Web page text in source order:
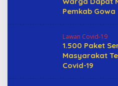
Pemkab Gowa
Lawan Covid-19
1.500 Paket
Masyarakat
Covid-19